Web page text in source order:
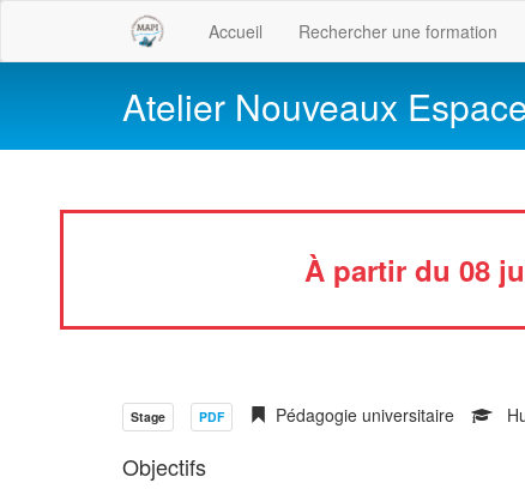
Accueil Rechercher une formation
Atelier Nouveaux
À partir du 08
Stage PDF Pédagogie universitaire
Objectifs